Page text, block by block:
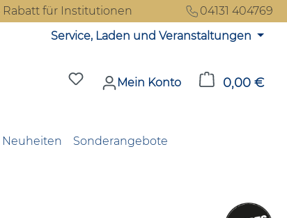
Rabatt für Institutionen
04131 404769
Service, Laden und Veranstaltungen
Du hast 0 Produkte auf dem
Mein Konto 0,00 €
Neuheiten Sonderangebote